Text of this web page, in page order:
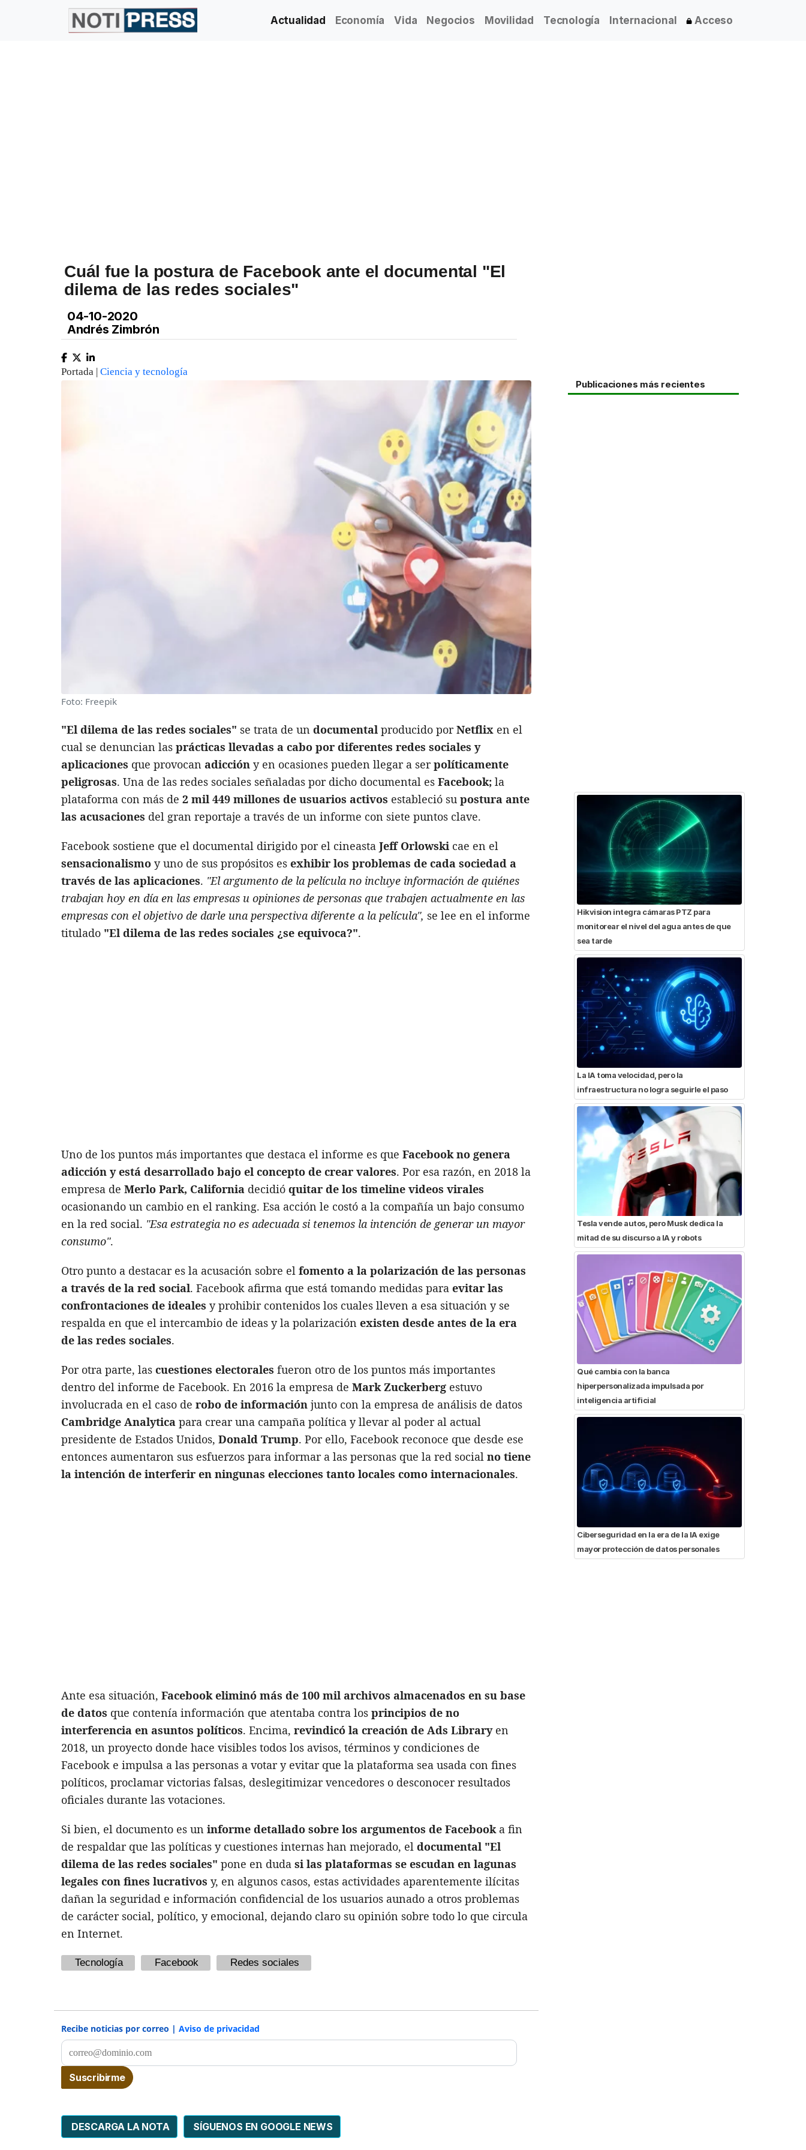
Actualidad Economía Vida Negocios Movilidad Tecnología Internacional Acceso
Cuál fue la postura de Facebook ante el documental "El
dilema de las redes sociales"
04-10-2020
Andrés Zimbrón
Portada | Ciencia y tecnología
Foto: Freepik
"El dilema de las redes sociales" se trata de un documental producido porNetflix en el
cual se denuncian las prácticas llevadas a cabo por diferentes redes sociales y
aplicaciones que provocan adicción y en ocasiones pueden llegar a serpolíticamente
peligrosas. Una de las redes sociales señaladas por dicho documental es Facebook; la
plataforma con más de 2 mil 449 millones de usuarios activos estableció su postura ante
las acusaciones del gran reportaje a través de un informe con siete puntos clave.
Facebook sostiene que el documental dirigido por el cineasta Jeff Orlowski cae en el
sensacionalismo y uno de sus propósitos es exhibir los problemas de cada sociedad a
través de las aplicaciones. "El argumento de la película no incluye información de quiénes
trabajan hoy en día en las empresas u opiniones de personas que trabajen actualmente en las
empresas con el objetivo de darle una perspectiva diferente a la película", se lee en el informe
titulado "El dilema de las redes sociales ¿se equivoca?".
Uno de los puntos más importantes que destaca el informe es que Facebook no genera
adicción y está desarrollado bajo el concepto de crear valores. Por esa razón, en 2018 la
empresa de Merlo Park, California decidió quitar de los timeline videos virales
ocasionando un cambio en el ranking. Esa acción le costó a la compañía un bajo consumo
en la red social. "Esa estrategia no es adecuada si tenemos la intención de generar un mayor
consumo".
Otro punto a destacar es la acusación sobre el fomento a la polarización de las personas
a través de la red social. Facebook afirma que está tomando medidas para evitar las
confrontaciones de ideales y prohibir contenidos los cuales lleven a esa situación y se
respalda en que el intercambio de ideas y la polarización existen desde antes de la era
de las redes sociales.
Por otra parte, las cuestiones electorales fueron otro de los puntos más importantes
dentro del informe de Facebook. En 2016 la empresa de Mark Zuckerberg estuvo
involucrada en el caso de robo de información junto con la empresa de análisis de datos
Cambridge Analytica para crear una campaña política y llevar al poder al actual
presidente de Estados Unidos, Donald Trump. Por ello, Facebook reconoce que desde ese
entonces aumentaron sus esfuerzos para informar a las personas que la red social no tiene
la intención de interferir en ningunas elecciones tanto locales como internacionales.
Ante esa situación, Facebook eliminó más de 100 mil archivos almacenados en su base
de datos que contenía información que atentaba contra los principios de no
interferencia en asuntos políticos. Encima, revindicó la creación de Ads Libraryen
2018, un proyecto donde hace visibles todos los avisos, términos y condiciones de
Facebook e impulsa a las personas a votar y evitar que la plataforma sea usada con fines
políticos, proclamar victorias falsas, deslegitimizar vencedores o desconocer resultados
oficiales durante las votaciones.
Si bien, el documento es un informe detallado sobre los argumentos de Facebook a fin
de respaldar que las políticas y cuestiones internas han mejorado, el documental "El
dilema de las redes sociales" pone en duda si las plataformas se escudan en lagunas
legales con fines lucrativos y, en algunos casos, estas actividades aparentemente ilícitas
dañan la seguridad e información confidencial de los usuarios aunado a otros problemas
de carácter social, político, y emocional, dejando claro su opinión sobre todo lo que circula
en Internet.
Tecnología Facebook Redes sociales
Recibe noticias por correo | Aviso de privacidad
DESCARGA LA NOTA SÍGUENOS EN GOOGLE NEWS
Publicaciones más recientes
Hikvision integra cámaras PTZ para
monitorear el nivel del agua antes de que
sea tarde
La IA toma velocidad, pero la
infraestructura no logra seguirle el paso
Tesla vende autos, pero Musk dedica la
mitad de su discurso a IA y robots
Qué cambia con la banca
hiperpersonalizada impulsada por
inteligencia artificial
Ciberseguridad en la era de la IA exige
mayor protección de datos personales